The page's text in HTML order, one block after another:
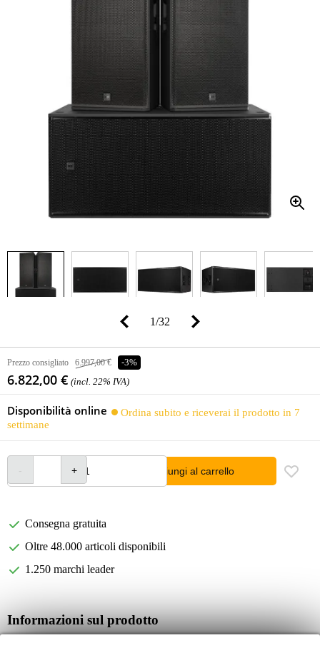
1/32
Prezzo consigliato 6.997,00 € -3%
6.822,00 € (incl. 22% IVA)
Disponibilità online
Ordina subito e riceverai il prodotto in 7
settimane
Aggiungi al carrello
Consegna gratuita
Oltre 48.000 articoli disponibili
1.250 marchi leader
Informazioni sul prodotto